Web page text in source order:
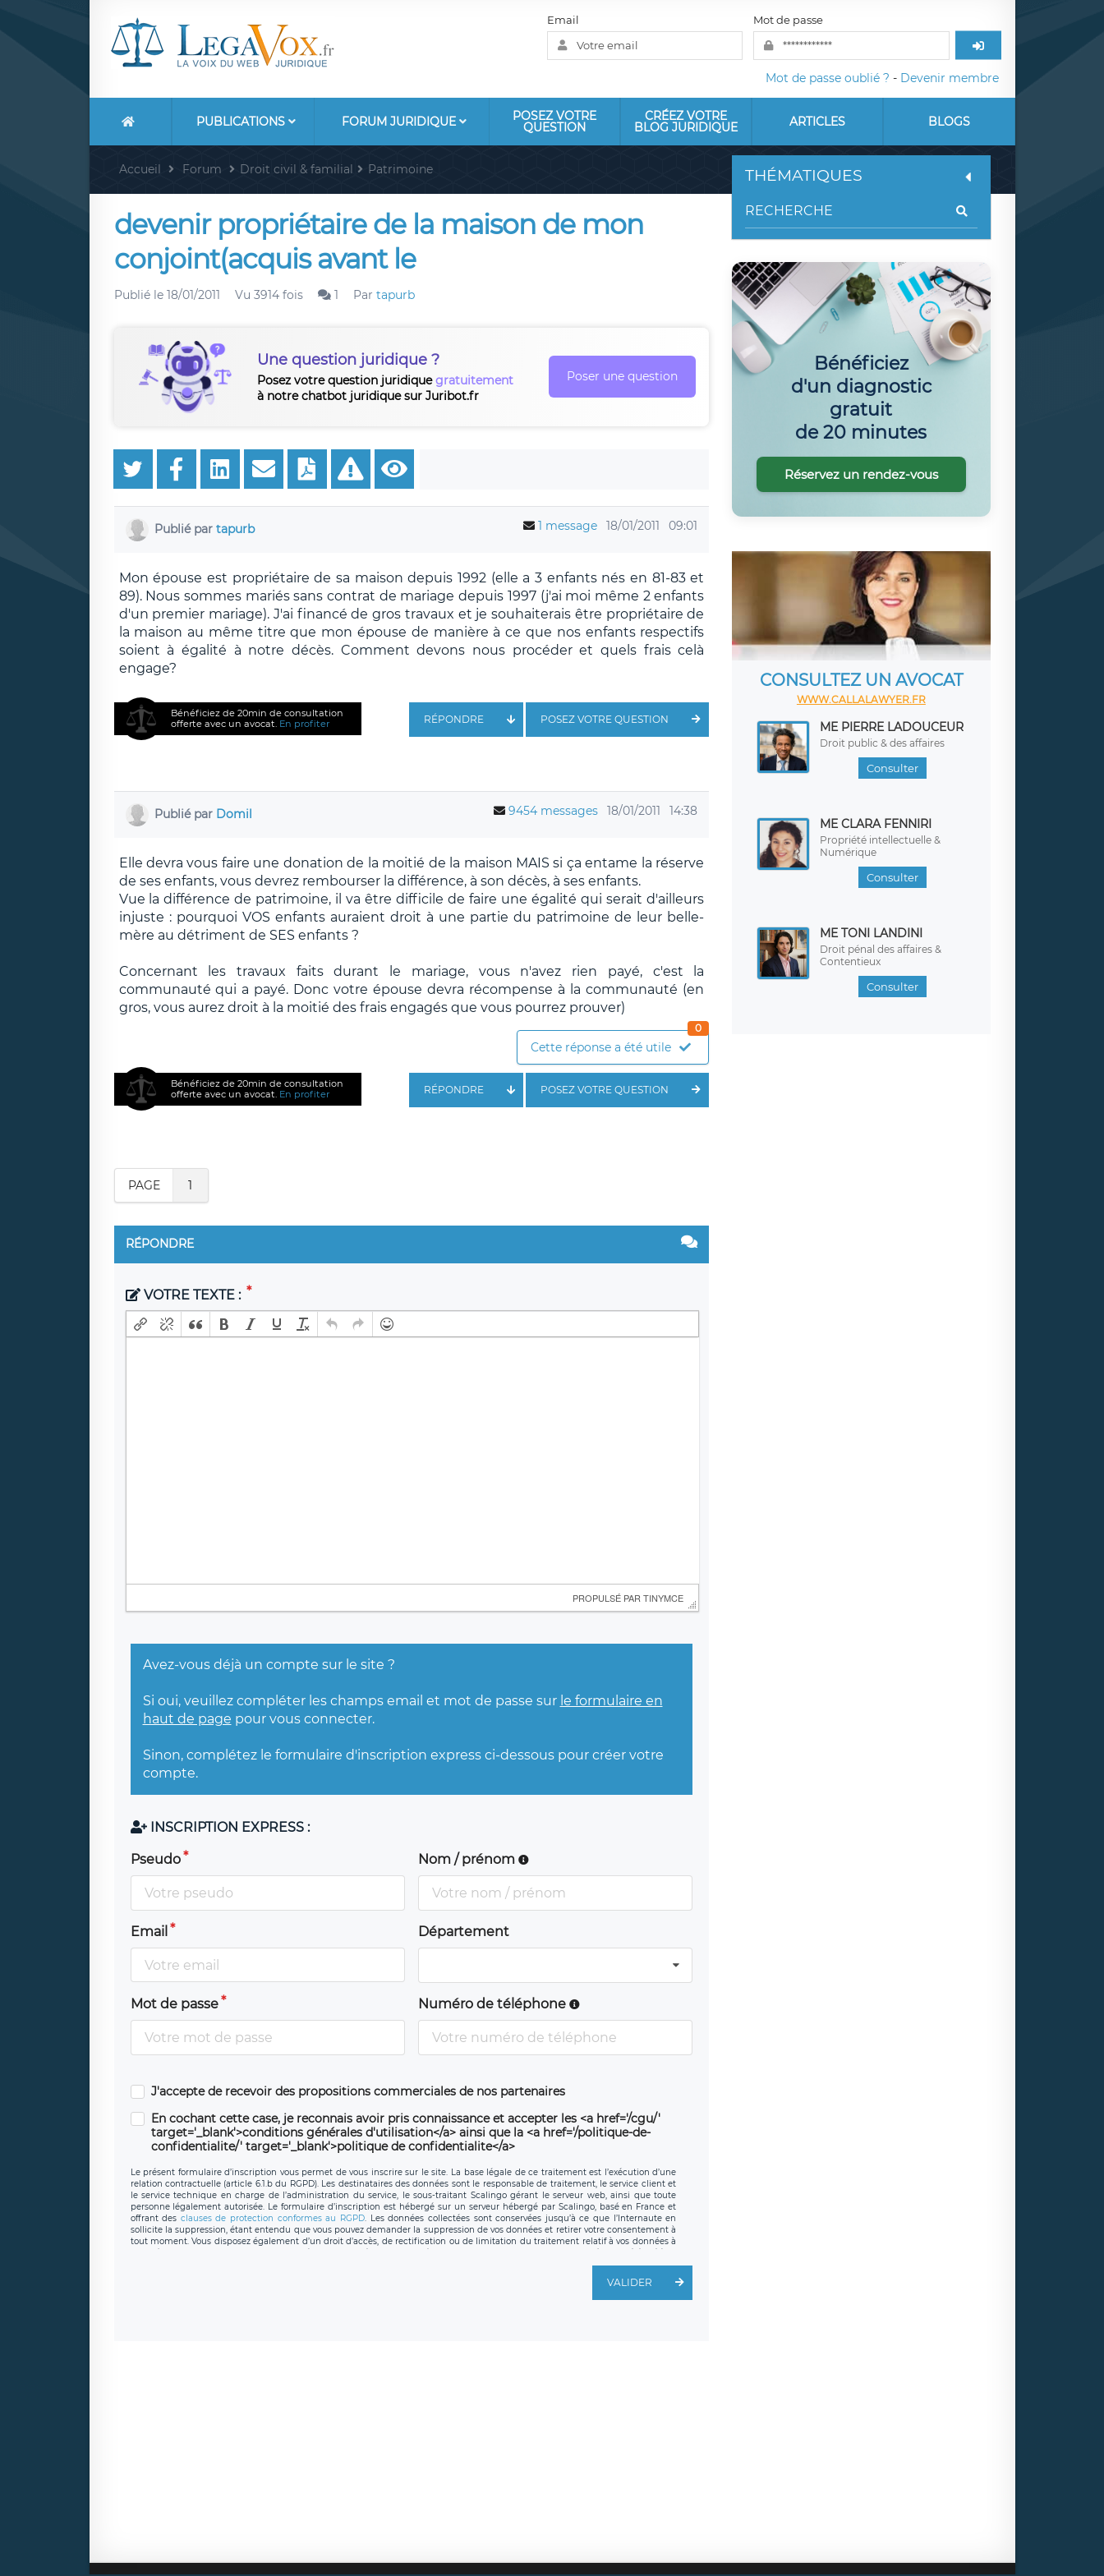
Email Mot de passe
Mot de passe oublié ? - Devenir membre
PUBLICATIONS FORUM JURIDIQUE POSEZ VOTRE
QUESTION
CRÉEZ VOTRE
BLOG JURIDIQUE ARTICLES BLOGS
Accueil Forum Droit civil & familial Patrimoine
devenir propriétaire de la maison de mon
conjoint(acquis avant le
Publié le 18/01/2011 Vu 3914 fois 1 Par tapurb
Une question juridique ?
Posez votre question juridiquegratuitement
à notre chatbot juridique sur Juribot.fr
Poser une question
Publié par tapurb 1 message 18/01/2011 09:01
Mon épouse est propriétaire de sa maison depuis 1992 (elle a 3 enfants nés en 81-83 et
89). Nous sommes mariés sans contrat de mariage depuis 1997 (j'ai moi même 2 enfants
d'un premier mariage). J'ai financé de gros travaux et je souhaiterais être propriétaire de
la maison au même titre que mon épouse de manière à ce que nos enfants respectifs
soient à égalité à notre décès. Comment devons nous procéder et quels frais celà
engage?
Bénéficiez de 20min de consultation
offerte avec un avocat. En profiter POSEZ VOTRE QUESTION
RÉPONDRE
Publié par Domil 9454 messages 18/01/2011 14:38
Elle devra vous faire une donation de la moitié de la maison MAIS si ça entame la réserve
de ses enfants, vous devrez rembourser la différence, à son décès, à ses enfants.
Vue la différence de patrimoine, il va être difficile de faire une égalité qui serait d'ailleurs
injuste : pourquoi VOS enfants auraient droit à une partie du patrimoine de leur belle-
mère au détriment de SES enfants ?
Concernant les travaux faits durant le mariage, vous n'avez rien payé, c'est la
communauté qui a payé. Donc votre épouse devra récompense à la communauté (en
gros, vous aurez droit à la moitié des frais engagés que vous pourrez prouver)
Cette réponse a été utile
0
Bénéficiez de 20min de consultation
offerte avec un avocat. En profiter POSEZ VOTRE QUESTION
RÉPONDRE
PAGE 1
RÉPONDRE
VOTRE TEXTE :
PROPULSÉ PAR TINYMCE
Avez-vous déjà un compte sur le site ?
Si oui, veuillez compléter les champs email et mot de passe sur le formulaire en
haut de page pour vous connecter.
Sinon, complétez le formulaire d'inscription express ci-dessous pour créer votre
compte.
INSCRIPTION EXPRESS :
Pseudo Nom / prénom
Email Département
Mot de passe Numéro de téléphone
J'accepte de recevoir des propositions commerciales de nos partenaires
En cochant cette case, je reconnais avoir pris connaissance et accepter les <a href='/cgu/'
target='_blank'>conditions générales d'utilisation</a> ainsi que la <a href='/politique-de-
confidentialite/' target='_blank'>politique de confidentialite</a>
Le présent formulaire d’inscription vous permet de vous inscrire sur le site. La base légale de ce traitement est l’exécution d’une
relation contractuelle (article 6.1.b du RGPD). Les destinataires des données sont le responsable de traitement, le service client et
le service technique en charge de l’administration du service, le sous-traitant Scalingo gérant le serveur web, ainsi que toute
personne légalement autorisée. Le formulaire d’inscription est hébergé sur un serveur hébergé par Scalingo, basé en France et
offrant des clauses de protection conformes au RGPD. Les données collectées sont conservées jusqu’à ce que l’Internaute en
sollicite la suppression, étant entendu que vous pouvez demander la suppression de vos données et retirer votre consentement à
tout moment. Vous disposez également d’un droit d’accès, de rectification ou de limitation du traitement relatif à vos données à
caractère personnel, ainsi que d’un droit à la portabilité de vos données. Vous pouvez exercer ces droits auprès du délégué à la
protection des données de LÉGAVOX qui exerce au siège social de LÉGAVOX et est joignable à l’adresse mail suivante :
joignable à l’adresse mail : responsabledetraitement@legavox.fr. Vous avez également le droit d’introduire une réclamation
VALIDER
THÉMATIQUES
Bénéficiez
d'un diagnostic
gratuit
de 20 minutes
Réservez un rendez-vous
CONSULTEZ UN AVOCAT
WWW.CALLALAWYER.FR
ME PIERRE LADOUCEUR
Droit public & des affaires
Consulter
ME CLARA FENNIRI
Propriété intellectuelle &
Numérique
Consulter
ME TONI LANDINI
Droit pénal des affaires &
Contentieux
Consulter